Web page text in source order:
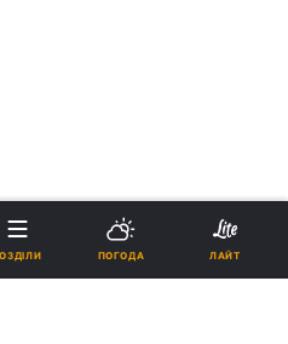
ПОГОДА ЛАЙТ